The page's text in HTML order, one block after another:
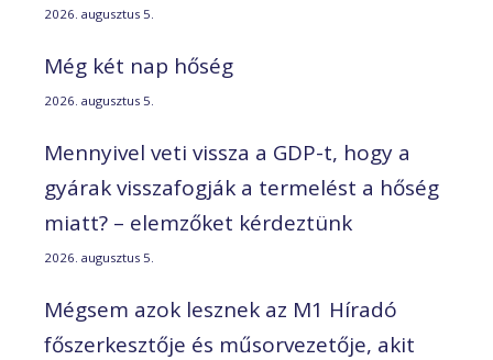
2026. augusztus 5.
Még két nap hőség
2026. augusztus 5.
Mennyivel veti vissza a GDP-t, hogy a
gyárak visszafogják a termelést a hőség
miatt? – elemzőket kérdeztünk
2026. augusztus 5.
Mégsem azok lesznek az M1 Híradó
főszerkesztője és műsorvezetője, akit